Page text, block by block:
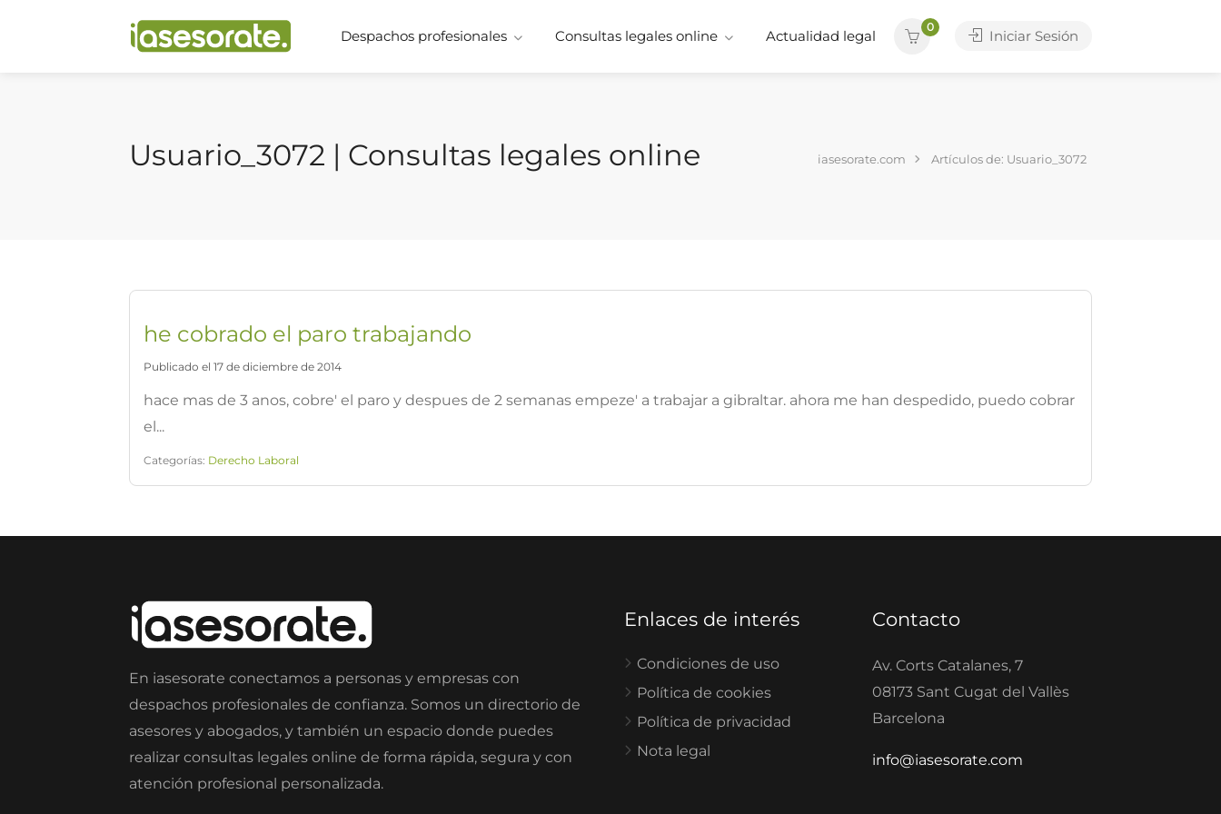
Despachos profesionales Consultas legales online Actualidad legal
0
Iniciar Sesión
Usuario_3072 | Consultas legales online iasesorate.com Artículos de: Usuario_3072
he cobrado el paro trabajando
Publicado el 17 de diciembre de 2014
hace mas de 3 anos, cobre' el paro y despues de 2 semanas empeze' a trabajar a gibraltar. ahora me han despedido, puedo cobrar
el...
Categorías: Derecho Laboral
En iasesorate conectamos a personas y empresas con
despachos profesionales de confianza. Somos un directorio de
asesores y abogados, y también un espacio donde puedes
realizar consultas legales online de forma rápida, segura y con
atención profesional personalizada.
Enlaces de interés
Condiciones de uso
Política de cookies
Política de privacidad
Nota legal
Contacto
Av. Corts Catalanes, 7
08173 Sant Cugat del Vallès
Barcelona
info@iasesorate.com